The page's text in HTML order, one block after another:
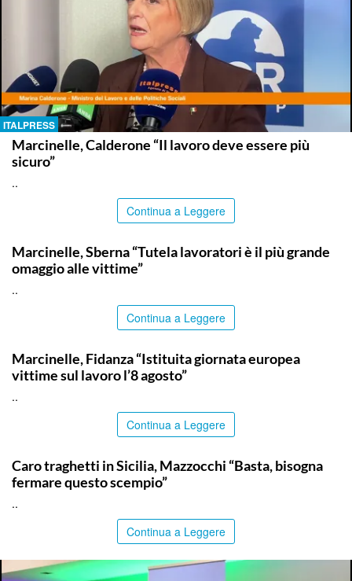
ITALPRESS
Marcinelle, Calderone “Il lavoro deve essere più
sicuro”
..
Continua a Leggere
Marcinelle, Sberna “Tutela lavoratori è il più grande
omaggio alle vittime”
..
Continua a Leggere
Marcinelle, Fidanza “Istituita giornata europea
vittime sul lavoro l’8 agosto”
..
Continua a Leggere
Caro traghetti in Sicilia, Mazzocchi “Basta, bisogna
fermare questo scempio”
..
Continua a Leggere